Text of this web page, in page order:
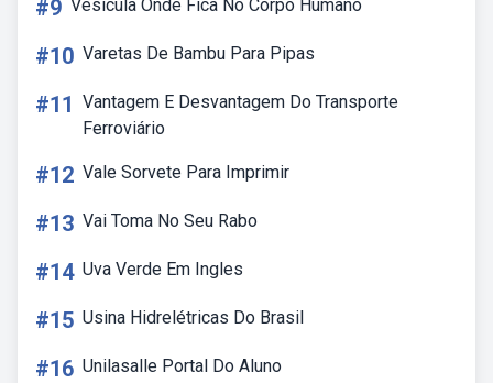
#9 Vesícula Onde Fica No Corpo Humano
#10 Varetas De Bambu Para Pipas
#11 Vantagem E Desvantagem Do Transporte
Ferroviário
#12 Vale Sorvete Para Imprimir
#13 Vai Toma No Seu Rabo
#14 Uva Verde Em Ingles
#15 Usina Hidrelétricas Do Brasil
#16 Unilasalle Portal Do Aluno